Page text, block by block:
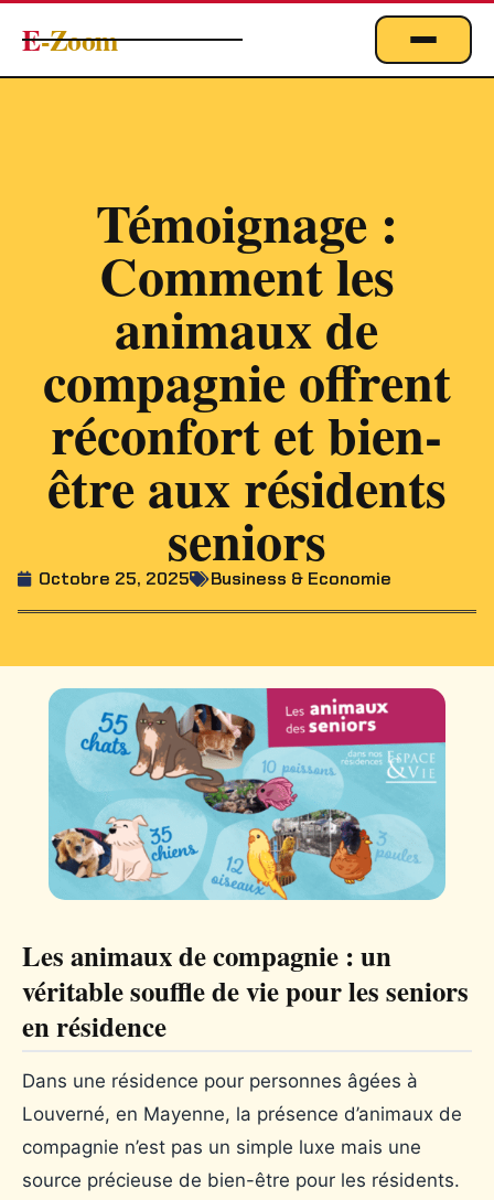
E-Zoom
EMPLOI
MARKETING & DIGITAL
TECHNOLOGIE
À PROPOS
Témoignage :
Comment les
animaux de
compagnie offrent
réconfort et bien-
être aux résidents
seniors
Octobre 25, 2025 Business & Economie
Les animaux de compagnie : un
véritable souffle de vie pour les seniors
en résidence
Dans une résidence pour personnes âgées à
Louverné, en Mayenne, la présence d’animaux de
compagnie n’est pas un simple luxe mais une
source précieuse de bien-être pour les résidents.